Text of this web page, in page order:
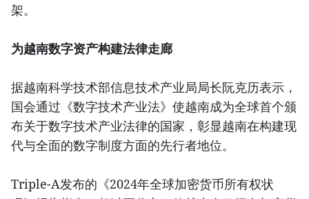
架。
为越南数字资产构建法律走廊
据越南科学技术部信息技术产业局局长阮克历表示，
国会通过《数字技术产业法》使越南成为全球首个颁
布关于数字技术产业法律的国家，彰显越南在构建现
代与全面的数字制度方面的先行者地位。
Triple-A发布的《2024年全球加密货币所有权状